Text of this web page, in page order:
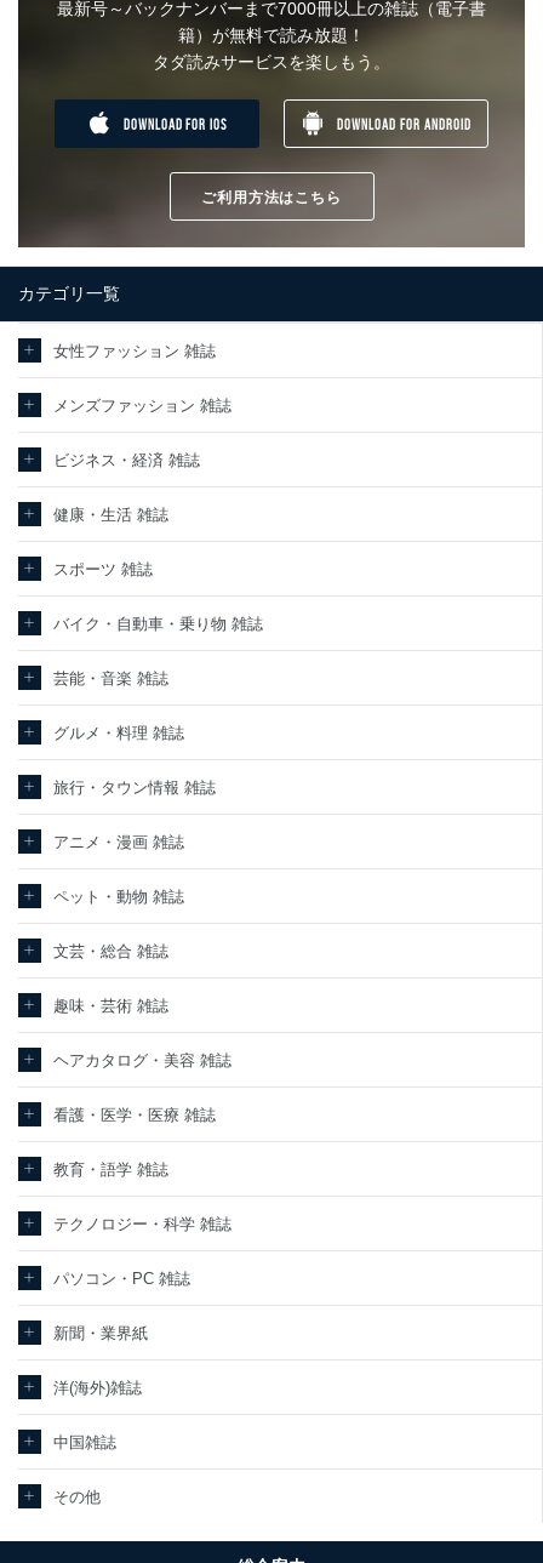
最新号～バックナンバーまで7000冊以上の雑誌（電子書
籍）が無料で読み放題！
タダ読みサービスを楽しもう。
DOWNLOAD FOR IOS DOWNLOAD FOR ANDROID
ご利用方法はこちら
カテゴリ一覧
女性ファッション 雑誌
メンズファッション 雑誌
ビジネス・経済 雑誌
健康・生活 雑誌
スポーツ 雑誌
バイク・自動車・乗り物 雑誌
芸能・音楽 雑誌
グルメ・料理 雑誌
旅行・タウン情報 雑誌
アニメ・漫画 雑誌
ペット・動物 雑誌
文芸・総合 雑誌
趣味・芸術 雑誌
ヘアカタログ・美容 雑誌
看護・医学・医療 雑誌
教育・語学 雑誌
テクノロジー・科学 雑誌
パソコン・PC 雑誌
新聞・業界紙
洋(海外)雑誌
中国雑誌
その他